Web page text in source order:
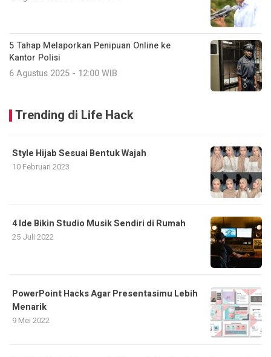
5 Tahap Melaporkan Penipuan Online ke
Kantor Polisi
6 Agustus 2025 - 12:00 WIB
Trending di Life Hack
Style Hijab Sesuai Bentuk Wajah
10 Februari 2023
4 Ide Bikin Studio Musik Sendiri di Rumah
25 Juli 2022
PowerPoint Hacks Agar Presentasimu Lebih
Menarik
9 Mei 2022